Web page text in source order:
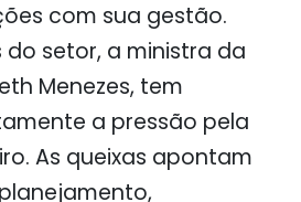
com sua gestão.
setor, a ministra da
Menezes, tem
a pressão pela
As queixas apontam